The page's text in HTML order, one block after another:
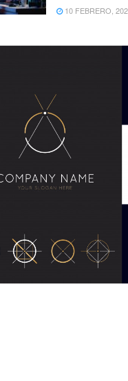
10 FEBRERO,